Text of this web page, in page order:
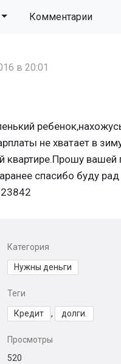
Комментарии
в 20:01
не хватает в
квартире.Прошу
спасибо буду
Категория
Нужны деньги
Теги
Кредит , долги.
Просмотры
520